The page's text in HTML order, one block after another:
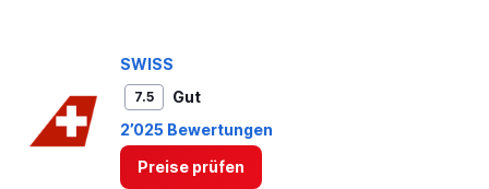
SWISS
7.5
Gut
2’025 Bewertungen
Preise prüfen